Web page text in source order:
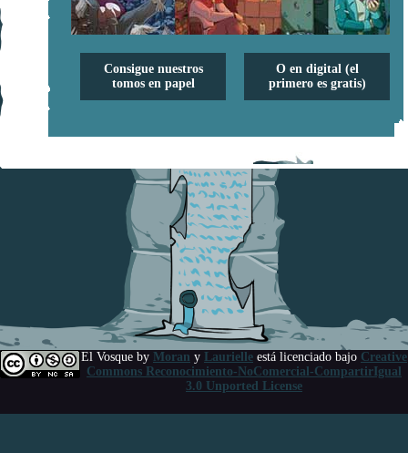
Consigue nuestros
tomos en papel
O en digital (el
primero es gratis)
El Vosque by Moran y Laurielle está licenciado bajo Creative
Commons Reconocimiento-NoComercial-CompartirIgual
3.0 Unported License